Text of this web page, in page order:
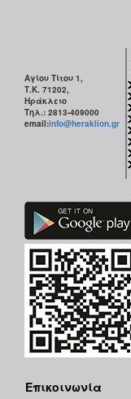
Αγίου Τίτου 1,
Τ.Κ. 71202,
Ηράκλειο
Τηλ.: 2813-409000
email:info@heraklion.gr
Επικοινωνία